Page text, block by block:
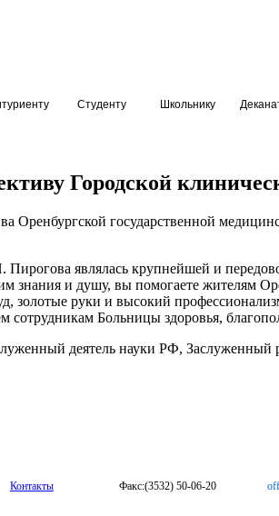
Студенту Школьнику
Городской
Оренбургской государственной
являлась крупнейшей и
знания и душу, вы помогаете жителям
золотые руки и высокий
сотрудникам Больницы здоровья,
деятель науки РФ,
Контакты Факс:(3532) 50-06-20